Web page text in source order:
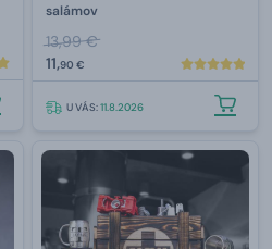
salámov
13,99 €
11,90 €
U VÁS:11.8.2026